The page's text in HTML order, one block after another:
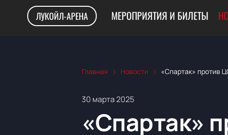
ЛУКОЙЛ-АРЕНА МЕРОПРИЯТИЯ И БИЛЕТЫ
Главная Новости «Спартак» против
30 марта 2025
«Спартак»